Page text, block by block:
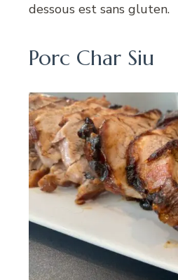
dessous est sans gluten.
Porc Char Siu